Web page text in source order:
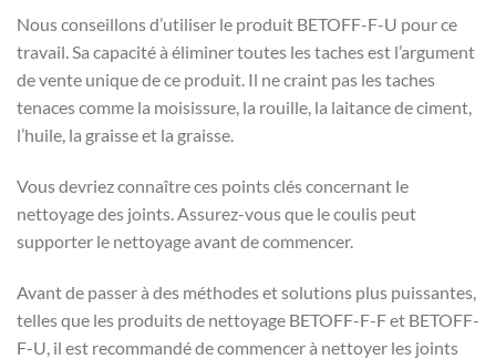
Nous conseillons d’utiliser le produit BETOFF-F-U pour ce
travail. Sa capacité à éliminer toutes les taches est l’argument
de vente unique de ce produit. Il ne craint pas les taches
tenaces comme la moisissure, la rouille, la laitance de ciment,
l’huile, la graisse et la graisse.
Vous devriez connaître ces points clés concernant le
nettoyage des joints. Assurez-vous que le coulis peut
supporter le nettoyage avant de commencer.
Avant de passer à des méthodes et solutions plus puissantes,
telles que les produits de nettoyage BETOFF-F-F et BETOFF-
F-U, il est recommandé de commencer à nettoyer les joints